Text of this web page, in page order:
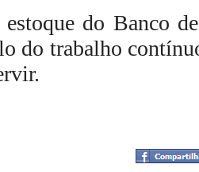
do Banco
do trabalho
19:12